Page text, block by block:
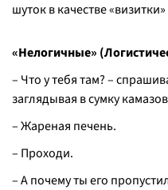
шуток в качестве
«Нелогичные»
– Что у тебя там? –
заглядывая в сумку
– Жареная печень.
– Проходи.
– А почему ты его